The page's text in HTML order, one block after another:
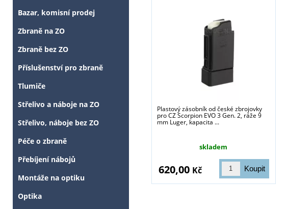
Plastový zásobník od české zbrojovky
pro CZ Scorpion EVO 3 Gen. 2, ráže 9
mm Luger, kapacita ...
skladem
620,00 Kč
Bazar, komisní prodej
Zbraně na ZO
Zbraně bez ZO
Příslušenství pro zbraně
Tlumiče
Střelivo a náboje na ZO
Střelivo, náboje bez ZO
Péče o zbraně
Přebíjení nábojů
Montáže na optiku
Optika